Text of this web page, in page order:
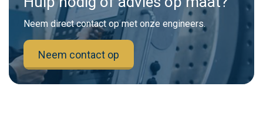
Neem direct contact op met onze engineers.
Neem contact op